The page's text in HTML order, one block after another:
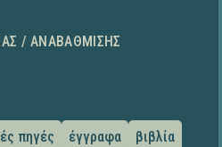
/ ΑΝΑΒΆΘΜΙΣΗΣ
πηγές έγγραφα
βιβλία